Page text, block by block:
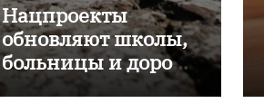
Нацпроекты
обновляют школы,
больницы и дороги
Калининградской